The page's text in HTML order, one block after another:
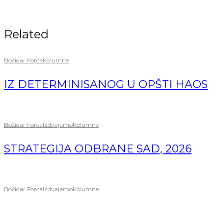
Related
Božidar ForcaKolumne
IZ DETERMINISANOG U OPŠTI HAOS
Božidar ForcaIzdvajamoKolumne
STRATEGIJA ODBRANE SAD, 2026
Božidar ForcaIzdvajamoKolumne